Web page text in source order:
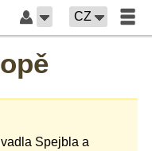
CZ
Spejbla a